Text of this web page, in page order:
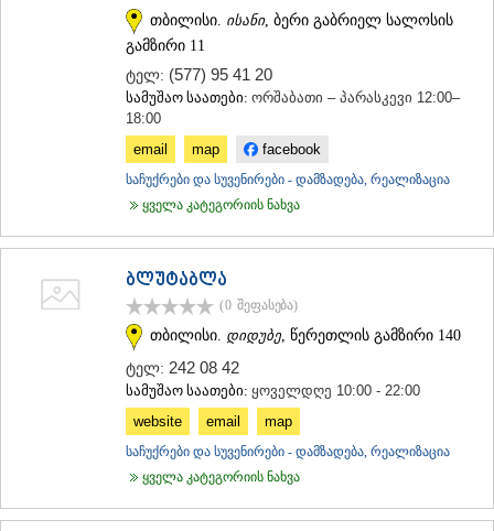
თბილისი. ისანი, ბერი გაბრიელ სალოსის
გამზირი 11
ტელ: (577) 95 41 20
სამუშაო საათები: ორშაბათი – პარასკევი 12:00–
18:00
email
map facebook
საჩუქრები და სუვენირები - დამზადება, რეალიზაცია
ყველა კატეგორიის ნახვა
ბლუტაბლა
(0 შეფასება)
თბილისი. დიდუბე , წერეთლის გამზირი 140
ტელ: 242 08 42
სამუშაო საათები: ყოველდღე 10:00 - 22:00
website
email map
საჩუქრები და სუვენირები - დამზადება, რეალიზაცია
ყველა კატეგორიის ნახვა